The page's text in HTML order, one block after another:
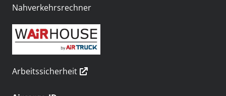
Nahverkehrsrechner
Arbeitssicherheit